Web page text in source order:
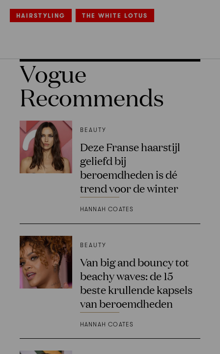
HAIRSTYLING THE WHITE LOTUS
Vogue
Recommends
BEAUTY
Deze Franse haarstijl
geliefd bij
beroemdheden is dé
trend voor de winter
HANNAH COATES
BEAUTY
Van big and bouncy tot
beachy waves: de 15
beste krullende kapsels
van beroemdheden
HANNAH COATES